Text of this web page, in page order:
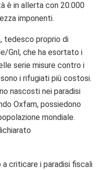
è in allerta con 20.000
imponenti.
tedesco proprio di
Gnl, che ha esortato i
serie misure contro i
i rifugiati più costosi.
nascosti nei paradisi
Oxfam, possiedono
mondiale.
a criticare i paradisi fiscali